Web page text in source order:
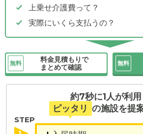
上乗せ介護費って？
実際にいくら支払うの？
無料
料金見積もりで
まとめて確認
無料
約7秒に1人が利用
ピッタリ の施設を提
STEP